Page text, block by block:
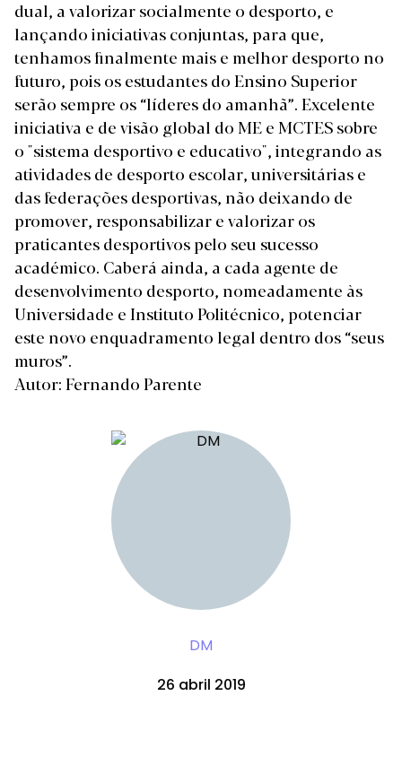
dual, a valorizar socialmente o desporto, e
lançando iniciativas conjuntas, para que,
tenhamos finalmente mais e melhor desporto no
futuro, pois os estudantes do Ensino Superior
serão sempre os “líderes do amanhã”. Excelente
iniciativa e de visão global do ME e MCTES sobre
o "sistema desportivo e educativo", integrando as
atividades de desporto escolar, universitárias e
das federações desportivas, não deixando de
promover, responsabilizar e valorizar os
praticantes desportivos pelo seu sucesso
académico. Caberá ainda, a cada agente de
desenvolvimento desporto, nomeadamente às
Universidade e Instituto Politécnico, potenciar
este novo enquadramento legal dentro dos “seus
muros”.
Autor: Fernando Parente
DM
26 abril 2019